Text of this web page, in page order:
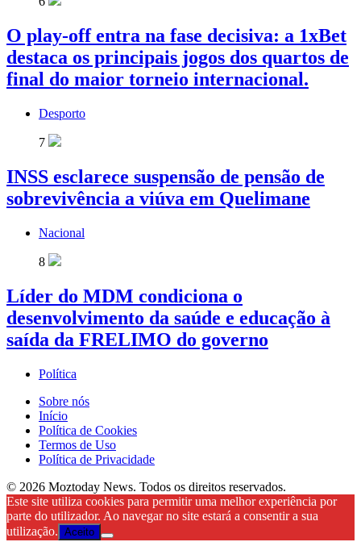
O play-off entra na fase decisiva: a 1xBet
destaca os principais jogos dos quartos de
final do maior torneio internacional.
Desporto
7
INSS esclarece suspensão de pensão de
sobrevivência a viúva em Quelimane
Nacional
8
Líder do MDM condiciona o
desenvolvimento da saúde e educação à
saída da FRELIMO do governo
Política
Sobre nós
Início
Política de Cookies
Termos de Uso
Política de Privacidade
© 2026 Moztoday News. Todos os direitos reservados.
Este site utiliza cookies para permitir uma melhor experiência por
parte do utilizador. Ao navegar no site estará a consentir a sua
utilização. Aceito